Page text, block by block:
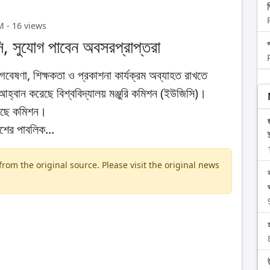
- 16 views
সুযোগ পাবেন অবসরপ্রাপ্তরা
শিক্ষকতা ও প্রকাশনা কার্যক্রম অব্যাহত রাখতে
করেছে বিশ্ববিদ্যালয় মঞ্জুরি কমিশন (ইউজিসি)।
কমিশন।
পাবলিক...
the original source. Please visit the original news